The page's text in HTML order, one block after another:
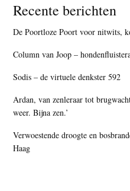
Recente berichten
De Poortloze Poort voor nitwits,
Column van Joop –
Sodis – de virtuele denkster 592
Ardan, van zenleraar tot
weer. Bijna zen.’
Verwoestende droogte en
Haag